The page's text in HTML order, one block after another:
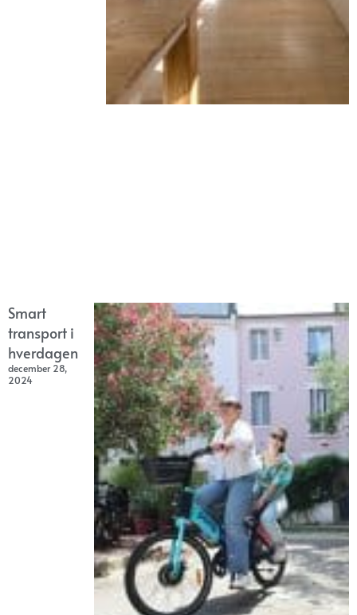
Smart
transport i
hverdagen
december 28,
2024